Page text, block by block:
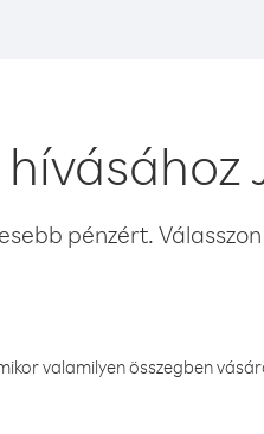
pénzért.
valamilyen összegben